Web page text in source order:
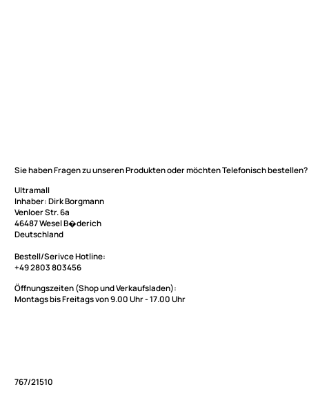
Sie haben Fragen zu unseren Produkten oder möchten Telefonisch
Inhaber: Dirk Borgmann
Venloer Str. 6a
46487 Wesel B�derich
Deutschland
Ultramall
Zahlungsarten
Wir versenden mit